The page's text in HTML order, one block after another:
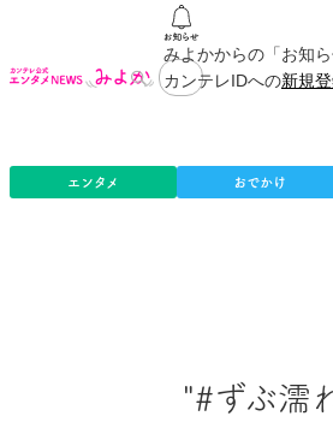
みよかからの「お知ら
カンテレIDへの新規
エンタメ おでかけ
"#ずぶ濡